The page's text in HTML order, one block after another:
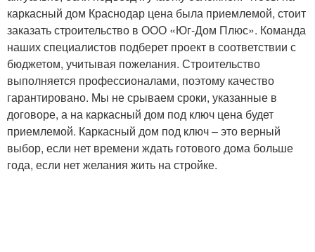
каркасный дом Краснодар цена была приемлемой, стоит
заказать строительство в ООО «Юг-Дом Плюс». Команда
наших специалистов подберет проект в соответствии с
бюджетом, учитывая пожелания. Строительство
выполняется профессионалами, поэтому качество
гарантировано. Мы не срываем сроки, указанные в
договоре, а на каркасный дом под ключ цена будет
приемлемой. Каркасный дом под ключ – это верный
выбор, если нет времени ждать готового дома больше
года, если нет желания жить на стройке.